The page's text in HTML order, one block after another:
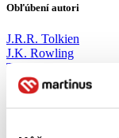
Obľúbení autori
J.R.R. Tolkien
J.K. Rowling
Terry Pratchett
Andrzej Sapkowski
Jo Nesbo
Richard Scarry